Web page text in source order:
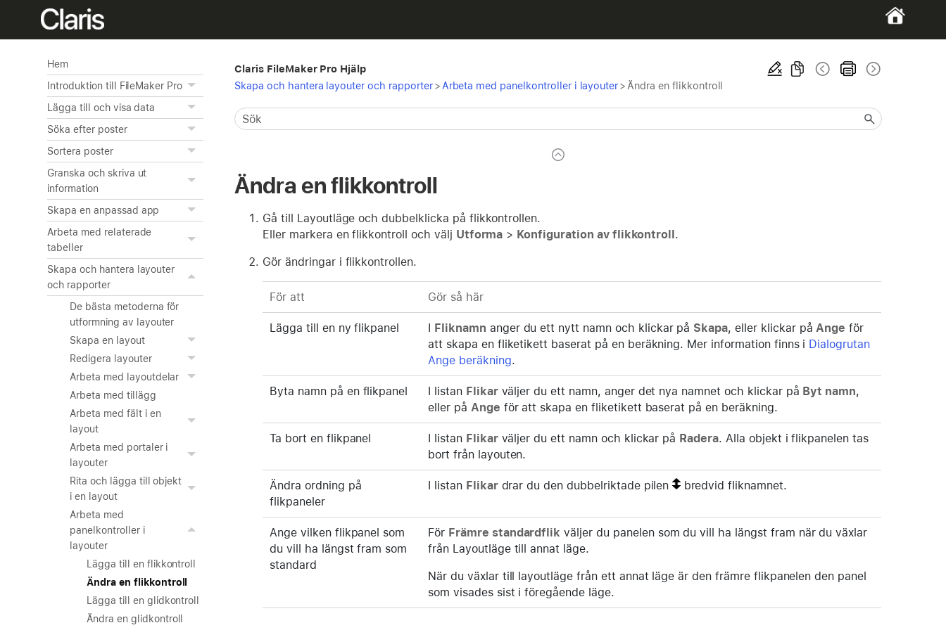
Hem
Introduktion till FileMaker Pro
Lägga till och visa data
Söka efter poster
Sortera poster
Granska och skriva ut
information
Skapa en anpassad app
Arbeta med relaterade
tabeller
Skapa och hantera layouter
och rapporter
De bästa metoderna för
utformning av layouter
Skapa en layout
Redigera layouter
Arbeta med layoutdelar
Arbeta med tillägg
Arbeta med fält i en
layout
Arbeta med portaler i
layouter
Rita och lägga till objekt
i en layout
Arbeta med
panelkontroller i
layouter
Lägga till en flikkontroll
Ändra en flikkontroll
Lägga till en glidkontroll
Ändra en glidkontroll
Claris FileMaker Pro Hjälp
Skapa och hantera layouter och rapporter> Arbeta med panelkontroller i layouter> Ändra en flikkontroll
Ändra en flikkontroll
Gå till Layoutläge och dubbelklicka på flikkontrollen.
Eller markera en flikkontroll och välj Utforma > Konfiguration av flikkontroll.
Gör ändringar i flikkontrollen.
För att Gör så här
Lägga till en ny flikpanel I Fliknamn anger du ett nytt namn och klickar på Skapa,eller klickar påAnge för
att skapa en fliketikett baserat på en beräkning. Mer information finns i Dialogrutan
Ange beräkning.
Byta namn på en flikpanel I listan Flikarväljer du ett namn, anger det nya namnet och klickar på Byt namn,
eller på Ange för att skapa en fliketikett baserat på en beräkning.
Ta bort en flikpanel I listan Flikarväljer du ett namn och klickar på Radera. Alla objekt i flikpanelen tas
bort från layouten.
Ändra ordning på
flikpaneler
I listan Flikardrar du den dubbelriktade pilen bredvid fliknamnet.
Ange vilken flikpanel som
du vill ha längst fram som
standard
För Främre standardflik väljer du panelen som du vill ha längst fram när du växlar
från Layoutläge till annat läge.
När du växlar till layoutläge från ett annat läge är den främre flikpanelen den panel
som visades sist i föregående läge.